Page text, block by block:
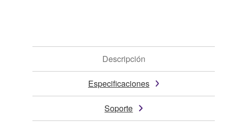
Descripción
Especificaciones
Soporte